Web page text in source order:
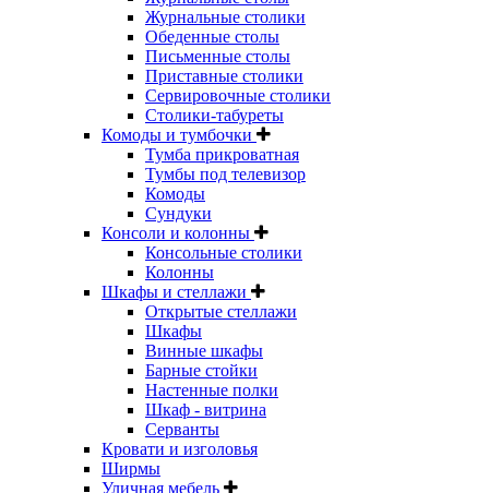
Журнальные столики
Обеденные столы
Письменные столы
Приставные столики
Сервировочные столики
Столики-табуреты
Комоды и тумбочки
Тумба прикроватная
Тумбы под телевизор
Комоды
Сундуки
Консоли и колонны
Консольные столики
Колонны
Шкафы и стеллажи
Открытые стеллажи
Шкафы
Винные шкафы
Барные стойки
Настенные полки
Шкаф - витрина
Серванты
Кровати и изголовья
Ширмы
Уличная мебель